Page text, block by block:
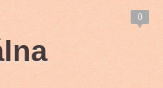
0